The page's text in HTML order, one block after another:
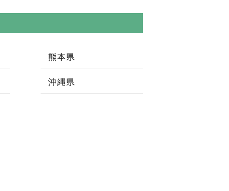
熊本県
沖縄県